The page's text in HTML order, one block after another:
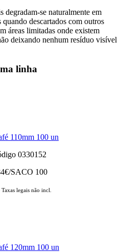
degradam-se naturalmente em
descartados com outros
áreas limitadas onde existem
deixando nenhum resíduo visível
linha
110mm 100 un
0330152
€/SACO 100
legais não incl.
120mm 100 un